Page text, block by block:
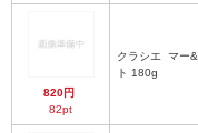
820円
82pt
クラシエ
ト 180g